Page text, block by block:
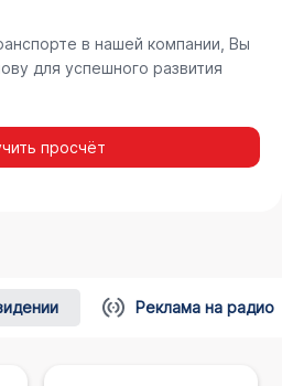
в нашей компании, Вы
для успешного развития
просчёт
Реклама на радио